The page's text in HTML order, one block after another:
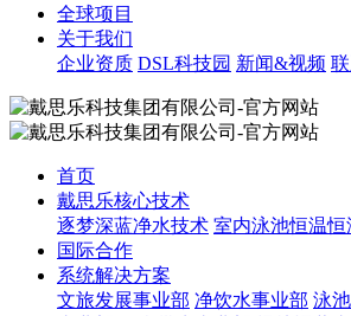
全球项目
关于我们
企业资质 DSL科技园 新闻&视频
首页
戴思乐核心技术
逐梦深蓝净水技术 室内泳池恒温恒
国际合作
系统解决方案
文旅发展事业部 净饮水事业部 泳